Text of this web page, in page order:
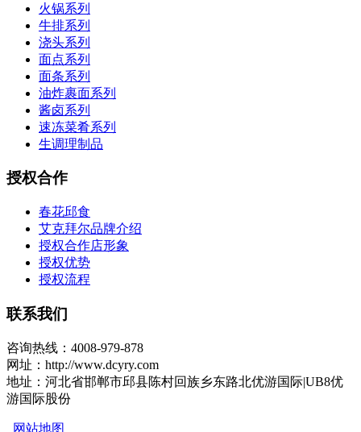
火锅系列
牛排系列
浇头系列
面点系列
面条系列
油炸裹面系列
酱卤系列
速冻菜肴系列
生调理制品
授权合作
春花邱食
艾克拜尔品牌介绍
授权合作店形象
授权优势
授权流程
联系我们
咨询热线：4008-979-878
网址：http://www.dcyry.com
地址：河北省邯郸市邱县陈村回族乡东路北优游国际|UB8优
游国际股份
网站地图